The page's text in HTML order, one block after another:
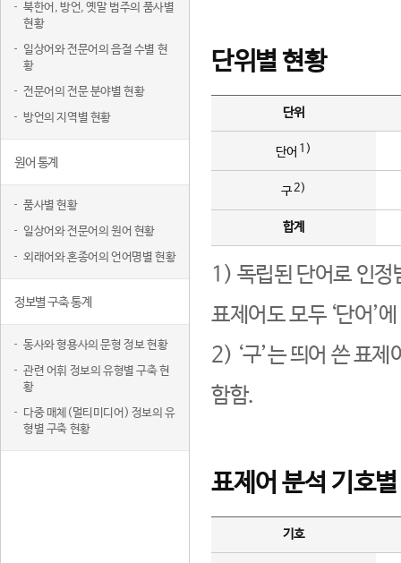
북한어, 방언, 옛말 범주의 품사별
현황
일상어와 전문어의 음절 수별 현
황
전문어의 전문 분야별 현황
방언의 지역별 현황
원어 통계
품사별 현황
일상어와 전문어의 원어 현황
외래어와 혼종어의 언어명별 현황
정보별 구축 통계
동사와 형용사의 문형 정보 현황
관련 어휘 정보의 유형별 구축 현
황
다중 매체(멀티미디어) 정보의 유
형별 구축 현황
단위별 현황
단위
단어 1)
구2)
합계
1) 독립된 단어로 인정
표제어도 모두 ‘단어’
2) ‘구’는 띄어 쓴 표
함함.
표제어 분석 기호
기호